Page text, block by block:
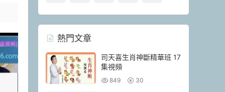
熱門文章
司天喜生肖神斷精華班 17
集視頻
849 30